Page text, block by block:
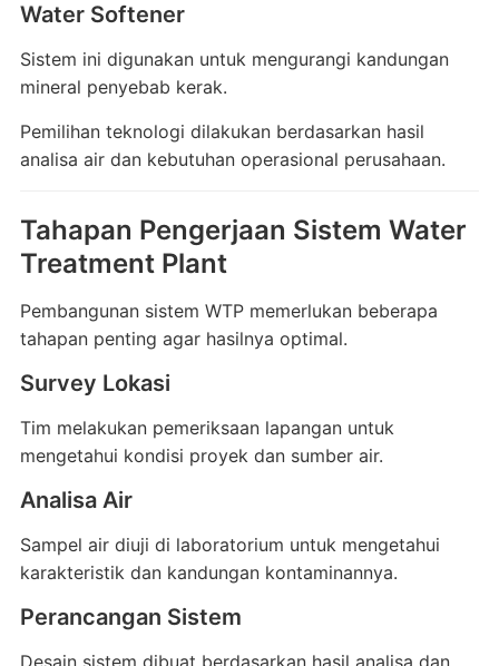
Water Softener
Sistem ini digunakan untuk mengurangi kandungan
mineral penyebab kerak.
Pemilihan teknologi dilakukan berdasarkan hasil
analisa air dan kebutuhan operasional perusahaan.
Tahapan Pengerjaan Sistem Water
Treatment Plant
Pembangunan sistem WTP memerlukan beberapa
tahapan penting agar hasilnya optimal.
Survey Lokasi
Tim melakukan pemeriksaan lapangan untuk
mengetahui kondisi proyek dan sumber air.
Analisa Air
Sampel air diuji di laboratorium untuk mengetahui
karakteristik dan kandungan kontaminannya.
Perancangan Sistem
Desain sistem dibuat berdasarkan hasil analisa dan